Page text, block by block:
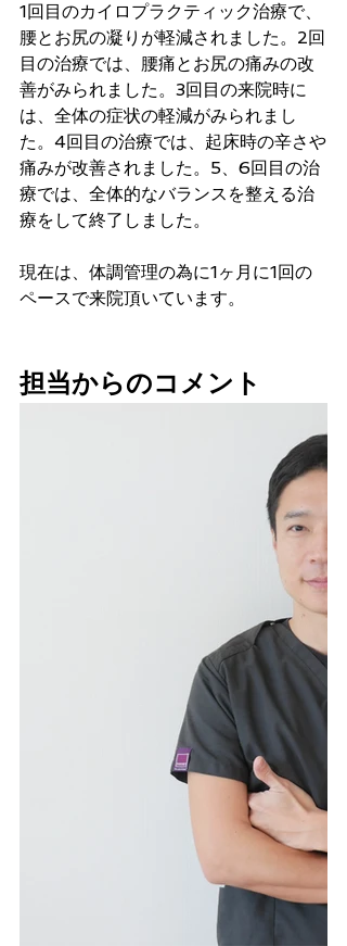
1回目のカイロプラクティック治療で、
腰とお尻の凝りが軽減されました。2回
目の治療では、腰痛とお尻の痛みの改
善がみられました。3回目の来院時に
は、全体の症状の軽減がみられまし
た。4回目の治療では、起床時の辛さや
痛みが改善されました。5、6回目の治
療では、全体的なバランスを整える治
療をして終了しました。
現在は、体調管理の為に1ヶ月に1回の
ペースで来院頂いています。
担当からのコメント